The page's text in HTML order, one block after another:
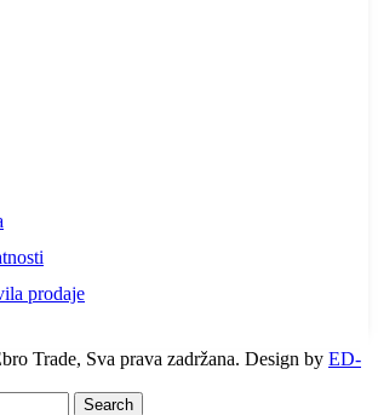
prodaje
Trade, Sva prava zadržana. Design by ED-
Search